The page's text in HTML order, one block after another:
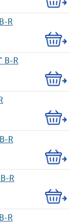
Кол-
во
R
Кол-
во
B-R
Кол-
во
Кол-
во
R
Кол-
во
R
Кол-
во
R